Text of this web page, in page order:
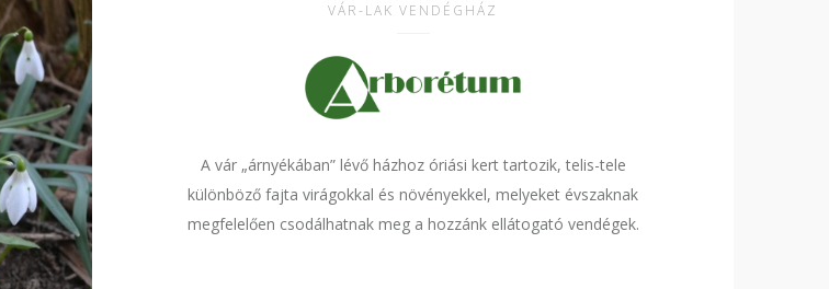
VÁR-LAK VENDÉGHÁZ
A vár „árnyékában” lévő házhoz óriási kert tartozik, telis-tele
különböző fajta virágokkal és növényekkel, melyeket évszaknak
megfelelően csodálhatnak meg a hozzánk ellátogató vendégek.